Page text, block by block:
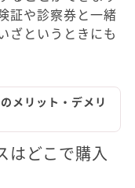
証や診察券と一緒
ざというときにも
メリット・デメリ
はどこで購入